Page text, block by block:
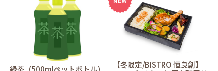
緑茶（500mlペットボトル）
【冬限定/BISTRO 恒良創】